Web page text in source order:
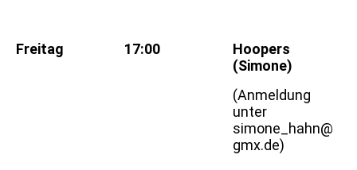
Freitag 17:00
Hoopers
(Simone)
(Anmeldung
unter
simone_hahn@
gmx.de)